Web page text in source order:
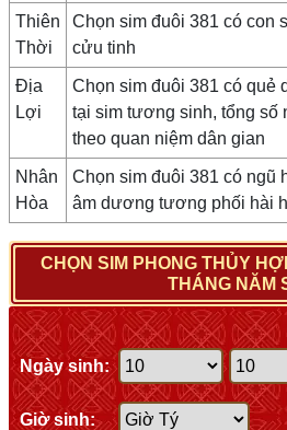
Thiên
Thời
Chọn sim đuôi 381 có con
cửu tinh
Địa
Lợi
Chọn sim đuôi 381 có quẻ
tại sim tương sinh, tổng số
theo quan niệm dân gian
Nhân
Hòa
Chọn sim đuôi 381 có ngũ
âm dương tương phối hài
CHỌN SIM PHONG THỦY
THÁNG NĂM
Ngày sinh:
Giờ sinh: